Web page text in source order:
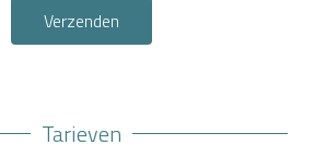
Verzenden
Tarieven